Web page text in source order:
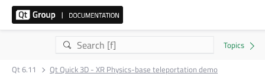
Qt 6.11 Qt Quick 3D - XR Physics-base teleportation demo